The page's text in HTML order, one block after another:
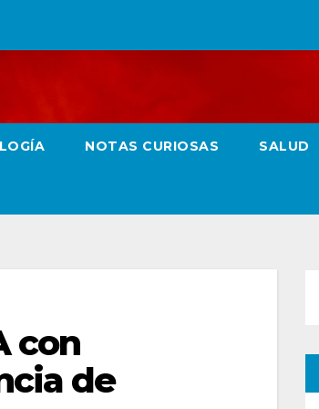
NOTAS CURIOSAS SALUD
con
de